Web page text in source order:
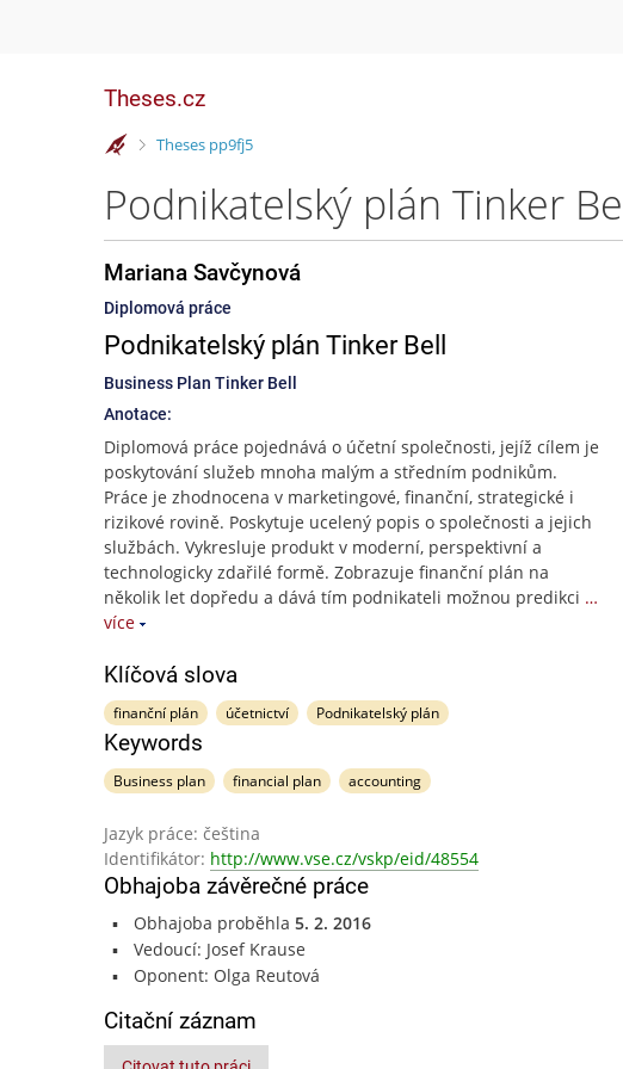
Theses.cz
>
Theses pp9fj5
Podnikatelský plán Tinker
Mariana Savčynová
Diplomová práce
Podnikatelský plán Tinker Bell
Business Plan Tinker Bell
Anotace:
Diplomová práce pojednává o účetní společnosti, jejíž cílem je
poskytování služeb mnoha malým a středním podnikům.
Práce je zhodnocena v marketingové, finanční, strategické i
rizikové rovině. Poskytuje ucelený popis o společnosti a jejich
službách. Vykresluje produkt v moderní, perspektivní a
technologicky zdařilé formě. Zobrazuje finanční plán na
několik let dopředu a dává tím podnikateli možnou predikci …
více
Klíčová slova
finanční plán účetnictví Podnikatelský plán
Keywords
Business plan financial plan accounting
Jazyk práce: čeština
Identifikátor: http://www.vse.cz/vskp/eid/48554
Obhajoba závěrečné práce
Obhajoba proběhla 5. 2. 2016
Vedoucí: Josef Krause
Oponent: Olga Reutová
Citační záznam